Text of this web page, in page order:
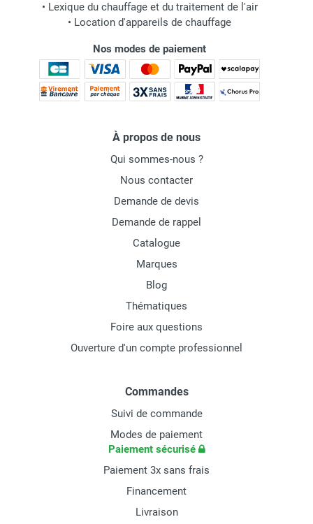
• Lexique du chauffage et du traitement de l'air
• Location d'appareils de chauffage
Nos modes de paiement
À propos de nous
Qui sommes-nous ?
Nous contacter
Demande de devis
Demande de rappel
Catalogue
Marques
Blog
Thématiques
Foire aux questions
Ouverture d'un compte professionnel
Commandes
Suivi de commande
Modes de paiement
Paiement sécurisé
Paiement 3x sans frais
Financement
Livraison